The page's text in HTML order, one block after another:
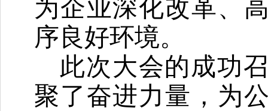
为企业深化改革、
序良好环境。
此次大会的成功
聚了奋进力量，为